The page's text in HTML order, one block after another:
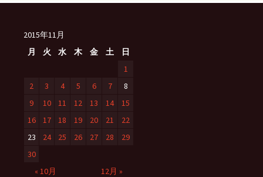
2015年11月
月
火 水 木 金 土
日
1
2
3 4 5 6 7
8
9
10 11 12 13 14
15
16
17 18 19 20 21
22
23
24 25 26 27 28
29
30
« 10月
12月 »